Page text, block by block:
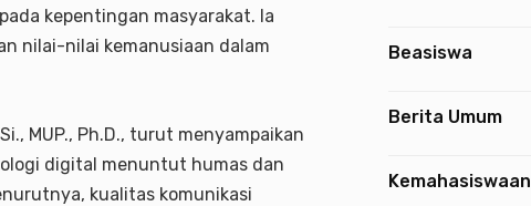
kepentingan masyarakat. Ia
nilai-nilai kemanusiaan dalam
MUP., Ph.D., turut menyampaikan
digital menuntut humas dan
kualitas komunikasi
Beasiswa
Berita Umum
Kemahasiswaan